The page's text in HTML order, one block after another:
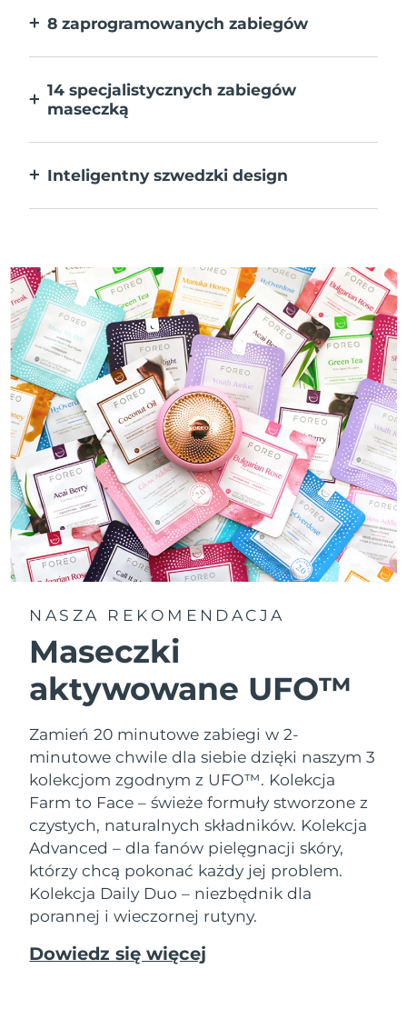
8 zaprogramowanych zabiegów
14 specjalistycznych zabiegów
maseczką
Inteligentny szwedzki design
NASZA REKOMENDACJA
Maseczki
aktywowane UFO™
Zamień 20 minutowe zabiegi w 2-
minutowe chwile dla siebie dzięki naszym 3
kolekcjom zgodnym z UFO™. Kolekcja
Farm to Face – świeże formuły stworzone z
czystych, naturalnych składników. Kolekcja
Advanced – dla fanów pielęgnacji skóry,
którzy chcą pokonać każdy jej problem.
Kolekcja Daily Duo – niezbędnik dla
porannej i wieczornej rutyny.
Dowiedz się więcej